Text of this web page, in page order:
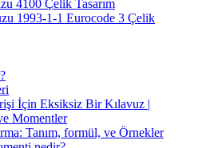
4100 Çelik Tasarım
1993-1-1 Eurocode 3 Çelik
İçin Eksiksiz Bir Kılavuz |
Momentler
Tanım, formül, ve Örnekler